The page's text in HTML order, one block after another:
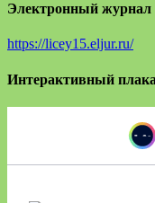
Электронный журнал
https://licey15.eljur.ru/
Интерактивный